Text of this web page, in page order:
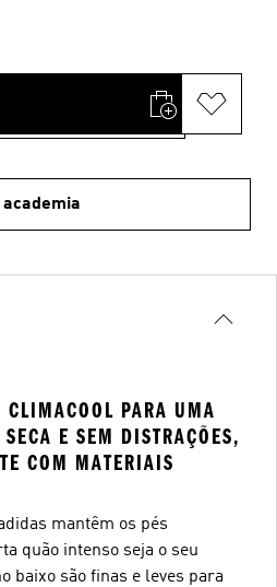
CLIMACOOL PARA UMA
E SEM DISTRAÇÕES,
COM MATERIAIS
mantêm os pés
quão intenso seja o seu
baixo são finas e leves para